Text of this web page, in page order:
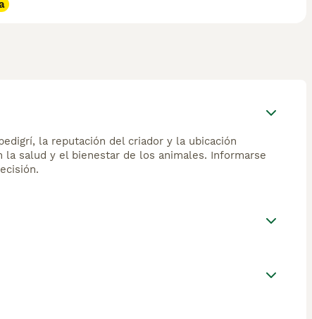
la reputación del criador y la ubicación
la salud y el bienestar de los animales. Informarse